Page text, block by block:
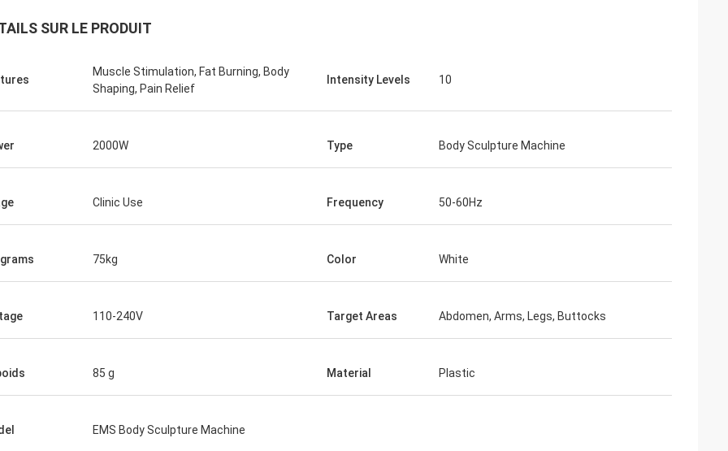
SUR LE PRODUIT
Muscle Stimulation, Fat Burning, Body
Shaping, Pain Relief
Intensity Levels 10
2000W Type Body Sculpture Machine
Clinic Use Frequency 50-60Hz
75kg Color White
110-240V Target Areas Abdomen, Arms, Legs, Buttocks
85 g Material Plastic
EMS Body Sculpture Machine